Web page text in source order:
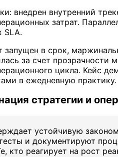
внедрен внутренний
затрат.
SLA.
запущен в срок,
за счет
цикла. Кейс
в ежедневную практику.
стратегии и
устойчивую
и документируют
кто реагирует на рост